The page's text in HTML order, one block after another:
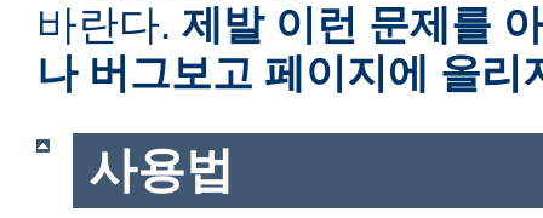
바란다. 제발 이런 문제를
나 버그보고 페이지에 올리
사용법